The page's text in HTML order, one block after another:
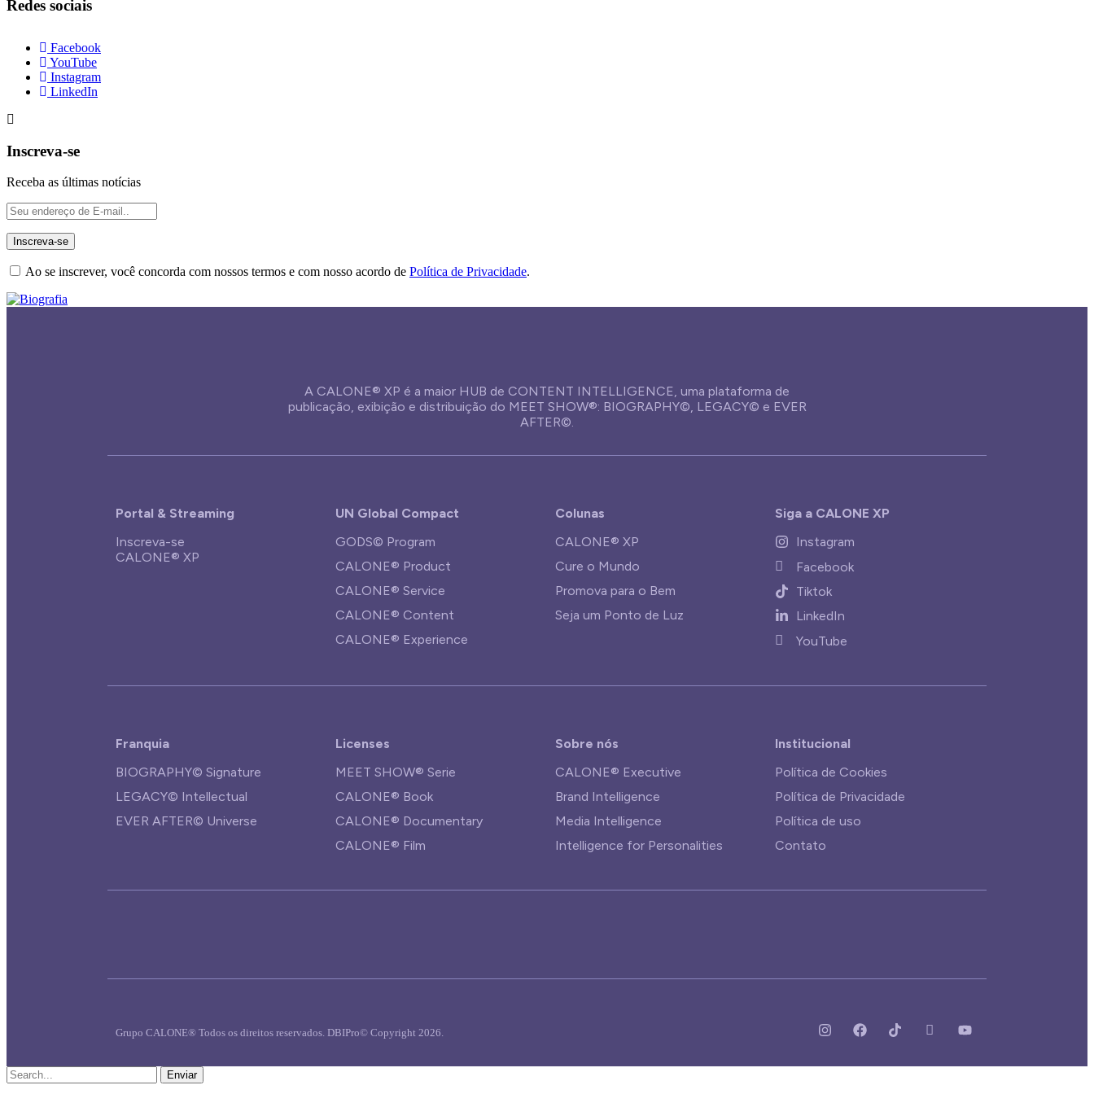
Redes sociais
Facebook
YouTube
Instagram
LinkedIn
Inscreva-se
Receba as últimas notícias
Ao se inscrever, você concorda com nossos termos e com nosso acordo de Política de Privacidade.
A CALONE® XP é a maior HUB de CONTENT INTELLIGENCE, uma plataforma de
publicação, exibição e distribuição do MEET SHOW®: BIOGRAPHY©, LEGACY© e EVER
AFTER©.
Portal & Streaming
Inscreva-se
CALONE® XP
UN Global Compact
GODS© Program
CALONE® Product
CALONE® Service
CALONE® Content
CALONE® Experience
Colunas
CALONE® XP
Cure o Mundo
Promova para o Bem
Seja um Ponto de Luz
Siga a CALONE XP
Instagram
Facebook
Tiktok
LinkedIn
YouTube
Franquia
BIOGRAPHY© Signature
LEGACY© Intellectual
EVER AFTER© Universe
Licenses
MEET SHOW® Serie
CALONE® Book
CALONE® Documentary
CALONE® Film
Sobre nós
CALONE® Executive
Brand Intelligence
Media Intelligence
Intelligence for Personalities
Institucional
Política de Cookies
Política de Privacidade
Política de uso
Contato
Grupo CALONE® Todos os direitos reservados. DBIPro© Copyright 2026.
Enviar